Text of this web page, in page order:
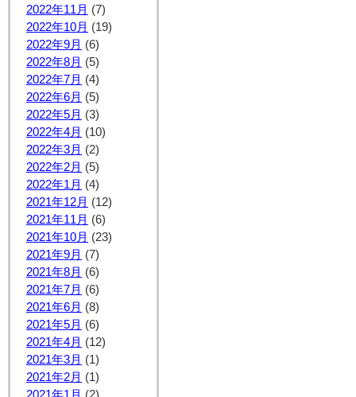
2022年11月 (7)
2022年10月 (19)
2022年9月 (6)
2022年8月 (5)
2022年7月 (4)
2022年6月 (5)
2022年5月 (3)
2022年4月 (10)
2022年3月 (2)
2022年2月 (5)
2022年1月 (4)
2021年12月 (12)
2021年11月 (6)
2021年10月 (23)
2021年9月 (7)
2021年8月 (6)
2021年7月 (6)
2021年6月 (8)
2021年5月 (6)
2021年4月 (12)
2021年3月 (1)
2021年2月 (1)